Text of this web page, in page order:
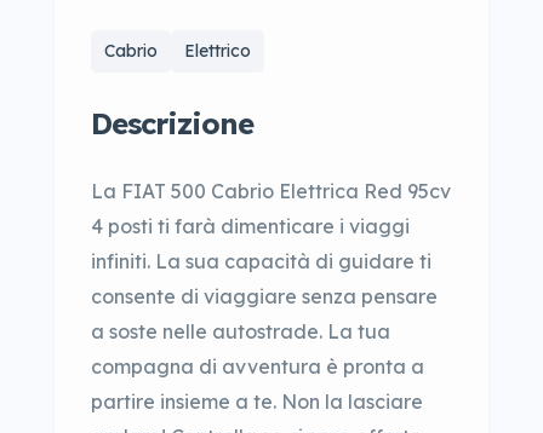
Cabrio Elettrico
Descrizione
La FIAT 500 Cabrio Elettrica Red 95cv
4 posti ti farà dimenticare i viaggi
infiniti. La sua capacità di guidare ti
consente di viaggiare senza pensare
a soste nelle autostrade. La tua
compagna di avventura è pronta a
partire insieme a te. Non la lasciare